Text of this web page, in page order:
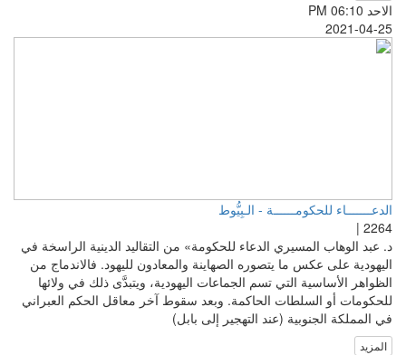
الاحد PM 06:10
2021-04-25
الدعـــــــاء للحكومــــــة - الـبِيُّوط
2264 |
د. عبد الوهاب المسيري الدعاء للحكومة» من التقاليد الدينية الراسخة في
اليهودية على عكس ما يتصوره الصهاينة والمعادون لليهود. فالاندماج من
الظواهر الأساسية التي تسم الجماعات اليهودية، ويتبدَّى ذلك في ولائها
للحكومات أو السلطات الحاكمة. وبعد سقوط آخر معاقل الحكم العبراني
في المملكة الجنوبية (عند التهجير إلى بابل)
المزيد